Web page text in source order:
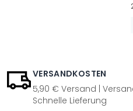
VERSANDKOSTEN
5,90 € Versand |
Schnelle Lieferung